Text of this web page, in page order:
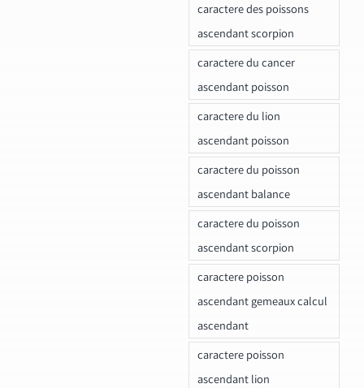
caractere des poissons
ascendant scorpion
caractere du cancer
ascendant poisson
caractere du lion
ascendant poisson
caractere du poisson
ascendant balance
caractere du poisson
ascendant scorpion
caractere poisson
ascendant gemeaux calcul
ascendant
caractere poisson
ascendant lion